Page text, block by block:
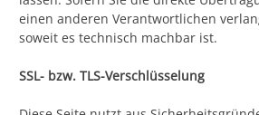
einen anderen Verantwortlichen
soweit es technisch machbar ist.
SSL- bzw. TLS-Verschlüsselung